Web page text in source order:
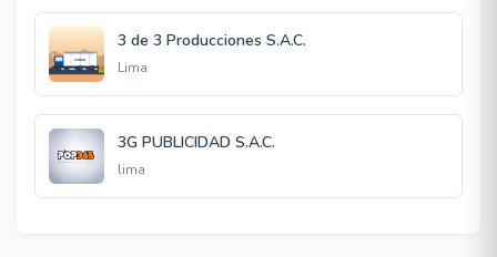
3 de 3 Producciones S.A.C.
Lima
3G PUBLICIDAD S.A.C.
lima